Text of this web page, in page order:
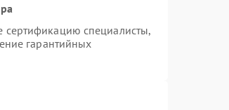
специалисты,
гарантийных